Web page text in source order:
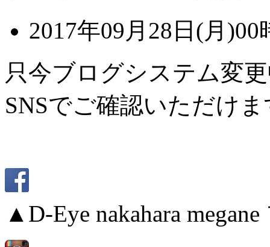
2017年09月28日(月)00
只今ブログシステム変
SNSでご確認いただけ
▲D-Eye nakahara